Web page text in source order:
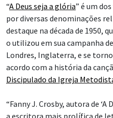
“A Deus seja a glória” é um
por diversas denominações
destaque na década de 1950,
o utilizou em sua campanha
Londres, Inglaterra, e se
acordo com a história da
Discipulado da Igreja
“Fanny J. Crosby, autora de ‘A
a escritora mais prolífica de